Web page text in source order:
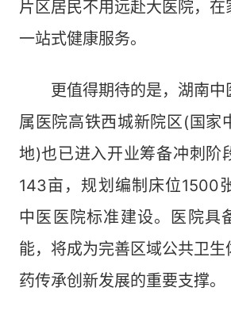
片区居民不用远赴大医院，在
一站式健康服务。
更值得期待的是，湖南中
属医院高铁西城新院区(国家
地)也已进入开业筹备冲刺阶
143亩，规划编制床位1500
中医医院标准建设。医院具
能，将成为完善区域公共卫生
药传承创新发展的重要支撑。